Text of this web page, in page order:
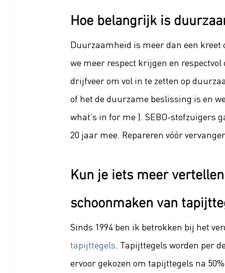
Hoe belangrijk is
Duurzaamheid is meer dan een
we meer respect krijgen en
drijfveer om vol in te zetten op
of het de duurzame beslissing is en
what’s in for me ). SEBO-stofzuigers
20 jaar mee. Repareren vóór
Kun je iets meer
schoonmaken van
Sinds 1994 ben ik betrokken bij het
tapijttegels. Tapijttegels worden per
ervoor gekozen om tapijttegels na